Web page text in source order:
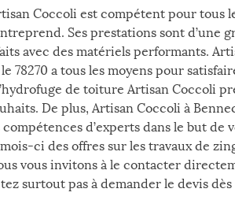
Coccoli est compétent pour tous
Ses prestations sont d’une
avec des matériels performants.
78270 a tous les moyens pour
de toiture Artisan Coccoli
De plus, Artisan Coccoli à
compétences d’experts dans le but de
ci des offres sur les travaux de
vous invitons à le contacter
surtout pas à demander le devis dès